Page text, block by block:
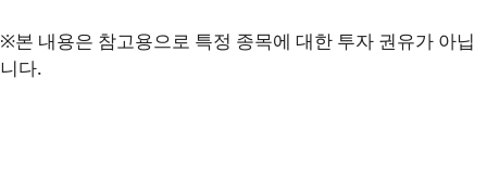
※본 내용은 참고용으로 특정 종목에 대한 투자 권유가 아닙
니다.